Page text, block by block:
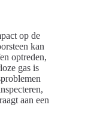
op de
kan
optreden,
gas is
aan een